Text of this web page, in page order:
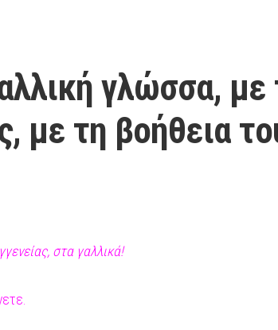
γλώσσα, με
με τη βοήθεια
στα γαλλικά!